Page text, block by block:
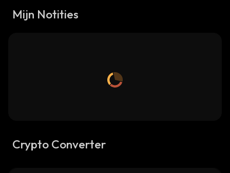
Mijn Notities
Crypto Converter